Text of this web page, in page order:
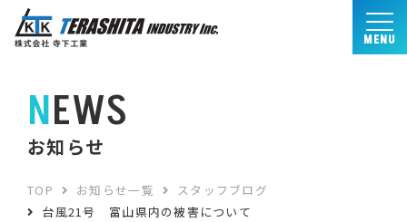
MENU
NEWS
お知らせ
TOP お知らせ一覧
スタッフブログ
台風21号 富山県内の被害について